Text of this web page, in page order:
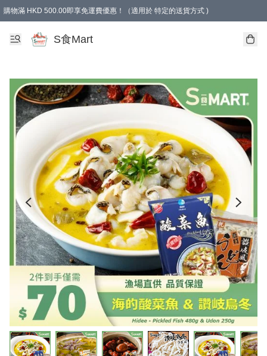
購物滿 HKD 500.00即享免運費優惠！（適用於 特定的送貨方式 )
S食Mart